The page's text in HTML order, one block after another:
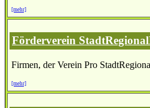
[mehr]
Förderverein
Firmen, der Verein Pro
[mehr]